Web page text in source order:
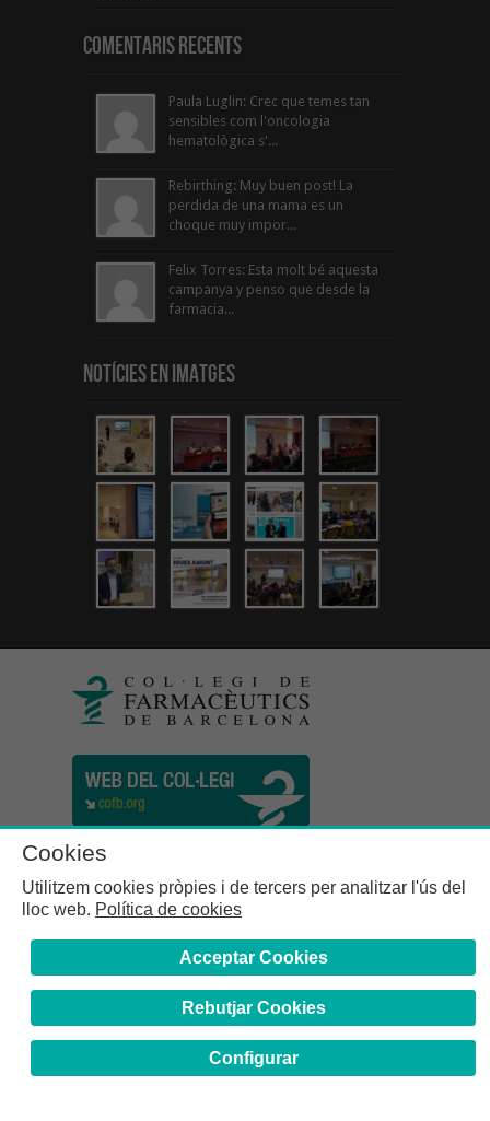
Comentaris Recents
Paula Luglin: Crec que temes tan
sensibles com l'oncologia
hematològica s'...
Rebirthing: Muy buen post! La
perdida de una mama es un
choque muy impor...
Felix Torres: Esta molt bé aquesta
campanya y penso que desde la
farmacia...
Notícies en Imatges
Cookies
Utilitzem cookies pròpies i de tercers per analitzar l'ús del
lloc web. Política de cookies
Acceptar Cookies
Rebutjar Cookies
Configurar